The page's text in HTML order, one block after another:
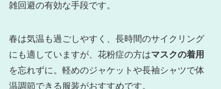
雑回避の有効な手段です。
春は気温も過ごしやすく、長時間のサイクリング
にも適していますが、花粉症の方はマスクの着用
を忘れずに。軽めのジャケットや長袖シャツで体
温調節できる服装がおすすめです。